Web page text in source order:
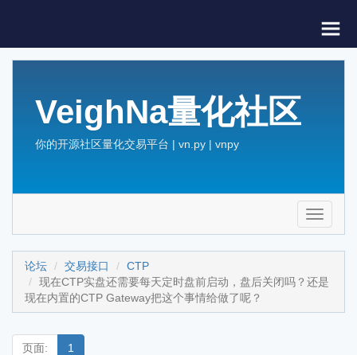
VeighNa量化社区
你的开源社区量化交易平台 | vn.py | vnpy
Toggle
论坛 交易接口
CTP
现在CTP实盘还需要每天定时盘前启动，盘后关闭吗？还是
现在内置的CTP Gateway把这个事情给做了呢？
页面: 1